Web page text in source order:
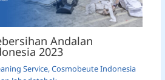
Andalan
2023
Service,Cosmobeute Indonesia